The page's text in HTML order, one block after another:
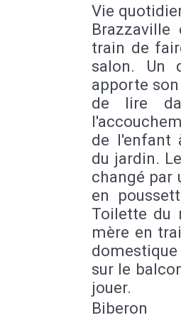
Vie
train de
salon. Un
apporte
de lire
de l'enfant
du jardin.
changé par
en
Toilette du
mère en
sur le
jouer.
Biberon